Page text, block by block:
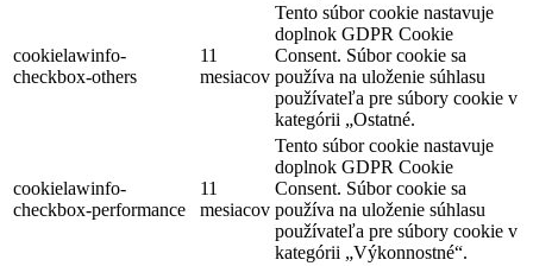
cookielawinfo-
checkbox-others
11
mesiacov
Tento súbor cookie nastavuje
doplnok GDPR Cookie
Consent. Súbor cookie sa
používa na uloženie súhlasu
používateľa pre súbory cookie v
kategórii „Ostatné.
cookielawinfo-
checkbox-performance
11
mesiacov
Tento súbor cookie nastavuje
doplnok GDPR Cookie
Consent. Súbor cookie sa
používa na uloženie súhlasu
používateľa pre súbory cookie v
kategórii „Výkonnostné“.